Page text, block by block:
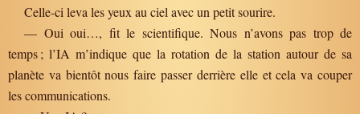
Celle-ci leva les yeux au ciel avec un petit sourire.
— Oui oui…, fit le scientifique. Nous n’avons pas trop de
temps ; l’IA m’indique que la rotation de la station autour de sa
planète va bientôt nous faire passer derrière elle et cela va couper
les communications.